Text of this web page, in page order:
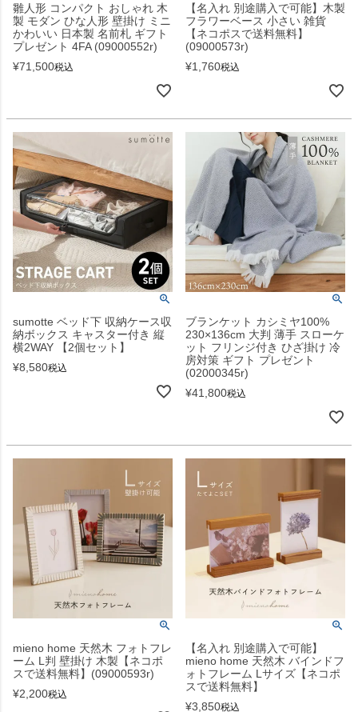
雛人形 コンパクト おしゃれ 木
製 モダン ひな人形 壁掛け ミニ
かわいい 日本製 名前札 ギフト
プレゼント 4FA (09000552r)
¥71,500税込
【名入れ 別途購入で可能】木製
フラワーベース 小さい 雑貨
【ネコポスで送料無料】
(09000573r)
¥1,760税込
sumotte ベッド下 収納ケース収
納ボックス キャスター付き 縦
横2WAY 【2個セット】
¥8,580税込
ブランケット カシミヤ100%
230×136cm 大判 薄手 スローケ
ット フリンジ付き ひざ掛け 冷
房対策 ギフト プレゼント
(02000345r)
¥41,800税込
mieno home 天然木 フォトフレ
ーム L判 壁掛け 木製【ネコポ
スで送料無料】(09000593r)
¥2,200税込
【名入れ 別途購入で可能】
mieno home 天然木 バインドフ
ォトフレーム Lサイズ【ネコポ
スで送料無料】
¥3,850税込